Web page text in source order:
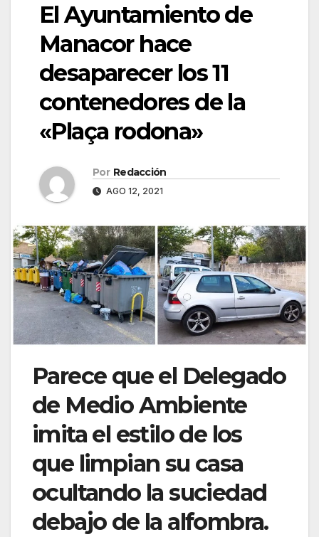
El Ayuntamiento de
Manacor hace
desaparecer los 11
contenedores de la
«Plaça rodona»
Por Redacción
AGO 12, 2021
Parece que el Delegado
de Medio Ambiente
imita el estilo de los
que limpian su casa
ocultando la suciedad
debajo de la alfombra.